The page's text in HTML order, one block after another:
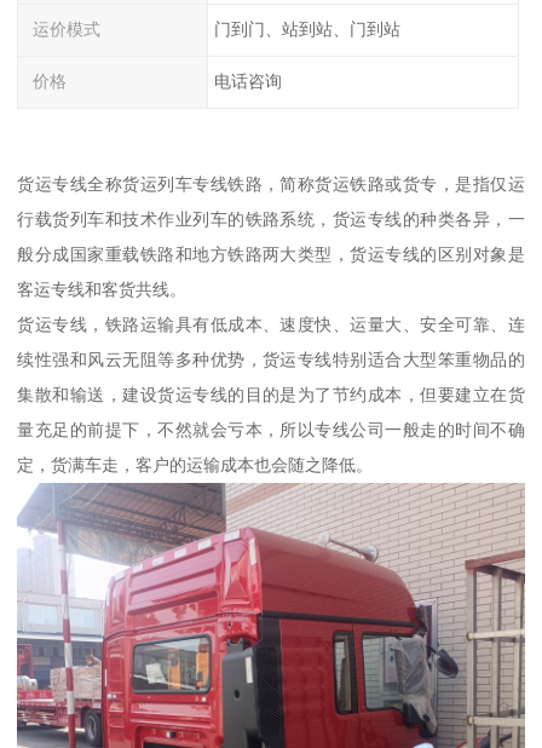
运价模式 门到门、站到站、门到站
价格 电话咨询
货运专线全称货运列车专线铁路，简称货运铁路或货专，是指仅运
行载货列车和技术作业列车的铁路系统，货运专线的种类各异，一
般分成国家重载铁路和地方铁路两大类型，货运专线的区别对象是
客运专线和客货共线。
货运专线，铁路运输具有低成本、速度快、运量大、安全可靠、连
续性强和风云无阻等多种优势，货运专线特别适合大型笨重物品的
集散和输送，建设货运专线的目的是为了节约成本，但要建立在货
量充足的前提下，不然就会亏本，所以专线公司一般走的时间不确
定，货满车走，客户的运输成本也会随之降低。